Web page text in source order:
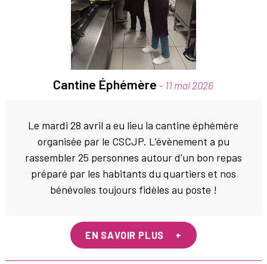
Cantine Éphémère - 11 mai 2026
Le mardi 28 avril a eu lieu la cantine éphémère
organisée par le CSCJP. L’évènement a pu
rassembler 25 personnes autour d’un bon repas
préparé par les habitants du quartiers et nos
bénévoles toujours fidèles au poste !
EN SAVOIR PLUS